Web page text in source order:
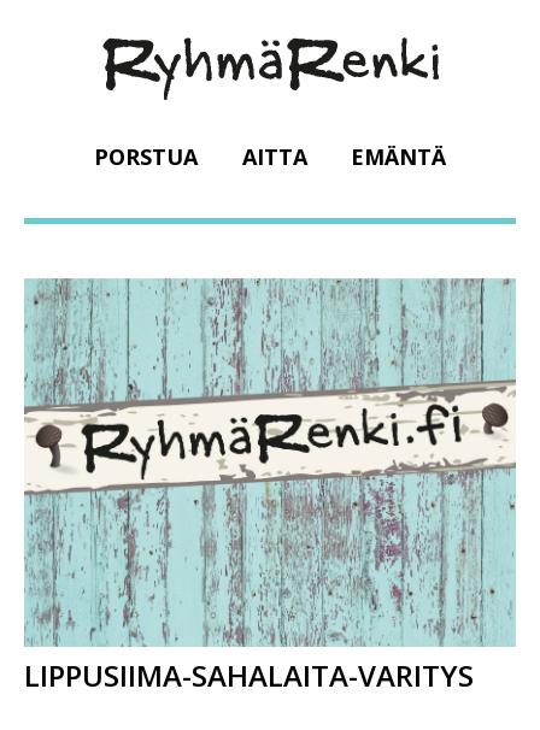
PORSTUA AITTA EMÄNTÄ
LIPPUSIIMA-SAHALAITA-VARITYS